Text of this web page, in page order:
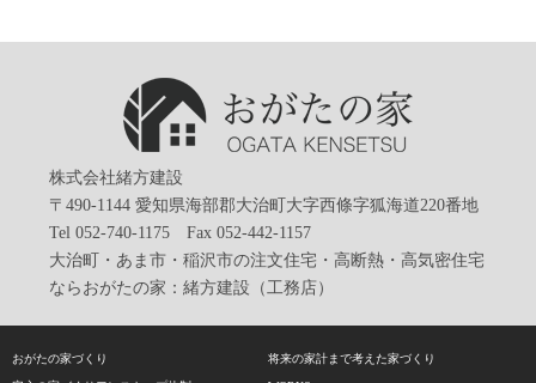
株式会社緒方建設
〒490-1144 愛知県海部郡大治町大字西條字狐海道220番地
Tel 052-740-1175 Fax 052-442-1157
大治町・あま市・稲沢市の注文住宅・高断熱・高気密住宅
ならおがたの家：緒方建設（工務店）
おがたの家づくり 将来の家計まで考えた家づくり